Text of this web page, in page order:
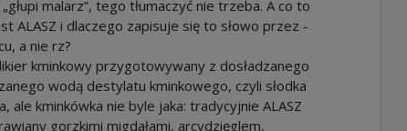
malarz”, tego tłumaczyć nie trzeba. A co to
ALASZ i dlaczego zapisuje się to słowo przez -
a nie rz?
kminkowy przygotowywany z dosładzanego
wodą destylatu kminkowego, czyli słodka
ale kminkówka nie byle jaka: tradycyjnie ALASZ
gorzkimi migdałami, arcydzięglem,